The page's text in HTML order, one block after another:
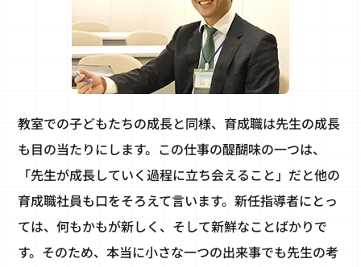
教室での子どもたちの成長と同様、育成職は先生の成長
も目の当たりにします。この仕事の醍醐味の一つは、
「先生が成長していく過程に立ち会えること」だと他の
育成職社員も口をそろえて言います。新任指導者にとっ
ては、何もかもが新しく、そして新鮮なことばかりで
す。そのため、本当に小さな一つの出来事でも先生の考